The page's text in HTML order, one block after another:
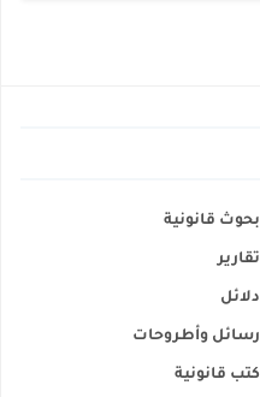
بحوث قانونية
تقارير
دلائل
رسائل وأطروحات
كتب قانونية